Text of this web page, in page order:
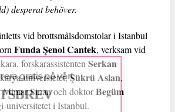
desperat behöver.
vid brottsmålsdomstolar i Istanbul
Funda Şenol Cantek, verksam vid
forskarassistenten Serkan
universietet,Şükrü Aslan,
Mimar Sinan och doktorBegüm
universitetet i Istanbul.
gratis på vårt